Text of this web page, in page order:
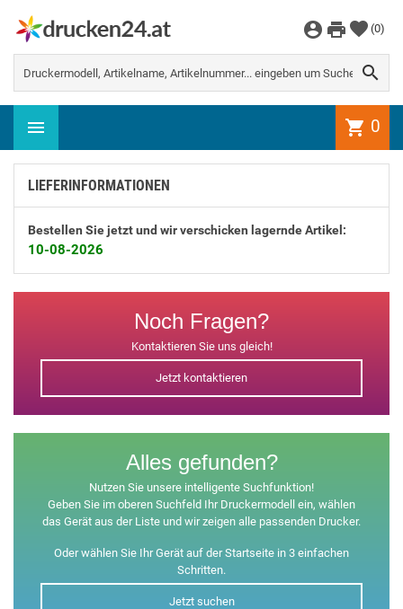

(0)
shopping_cart 0
WEITER EINKAUFEN
Es gibt keine Artikel mehr in Ihrem
Warenkorb
LIEFERINFORMATIONEN
Bestellen Sie jetzt und wir verschicken lagernde Artikel:
10-08-2026
Noch Fragen?
Kontaktieren Sie uns gleich!
Jetzt kontaktieren
Alles gefunden?
Nutzen Sie unsere intelligente Suchfunktion!
Geben Sie im oberen Suchfeld Ihr Druckermodell ein, wählen
das Gerät aus der Liste und wir zeigen alle passenden Drucker.
Oder wählen Sie Ihr Gerät auf der Startseite in 3 einfachen
Schritten.
Jetzt suchen